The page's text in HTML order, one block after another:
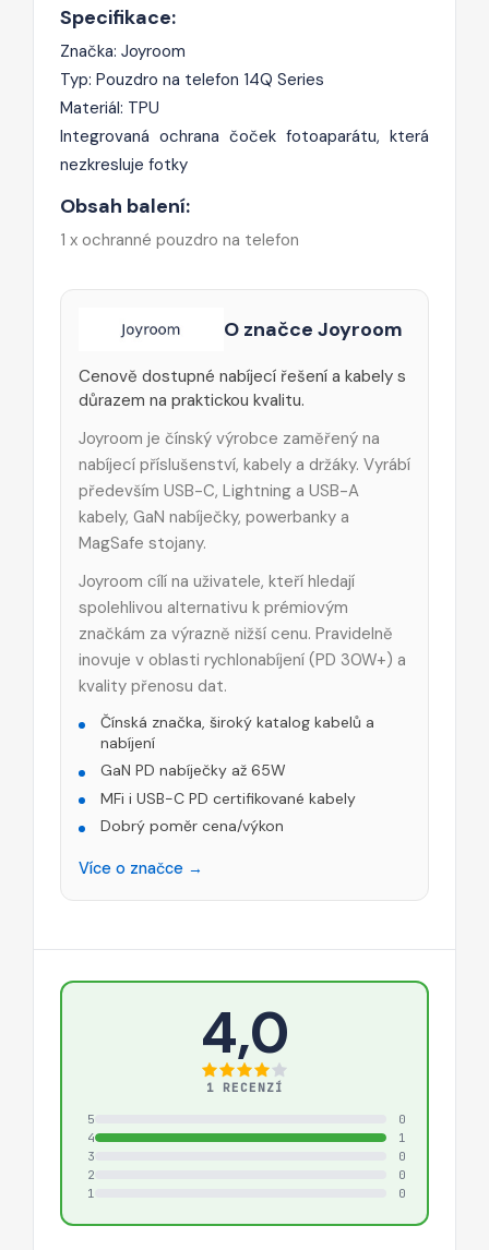
Specifikace:
Značka: Joyroom
Typ: Pouzdro na telefon 14Q Series
Materiál: TPU
Integrovaná ochrana čoček fotoaparátu, která
nezkresluje fotky
Obsah balení:
1 x ochranné pouzdro na telefon
O značce Joyroom
Cenově dostupné nabíjecí řešení a kabely s
důrazem na praktickou kvalitu.
Joyroom je čínský výrobce zaměřený na
nabíjecí příslušenství, kabely a držáky. Vyrábí
především USB-C, Lightning a USB-A
kabely, GaN nabíječky, powerbanky a
MagSafe stojany.
Joyroom cílí na uživatele, kteří hledají
spolehlivou alternativu k prémiovým
značkám za výrazně nižší cenu. Pravidelně
inovuje v oblasti rychlonabíjení (PD 30W+) a
kvality přenosu dat.
Čínská značka, široký katalog kabelů a
nabíjení
GaN PD nabíječky až 65W
MFi i USB-C PD certifikované kabely
Dobrý poměr cena/výkon
Více o značce →
4,0
1 RECENZÍ
5
0
4
1
3
0
2
0
1
0